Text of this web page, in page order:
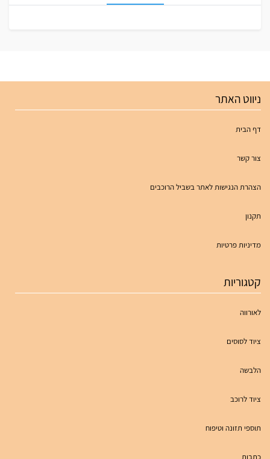
ניווט האתר
דף הבית
צור קשר
הצהרת הנגישות לאתר בשביל הרוכבים
תקנון
מדיניות פרטיות
קטגוריות
לאורווה
ציוד לסוסים
הלבשה
ציוד לרוכב
תוספי תזונה וטיפוח